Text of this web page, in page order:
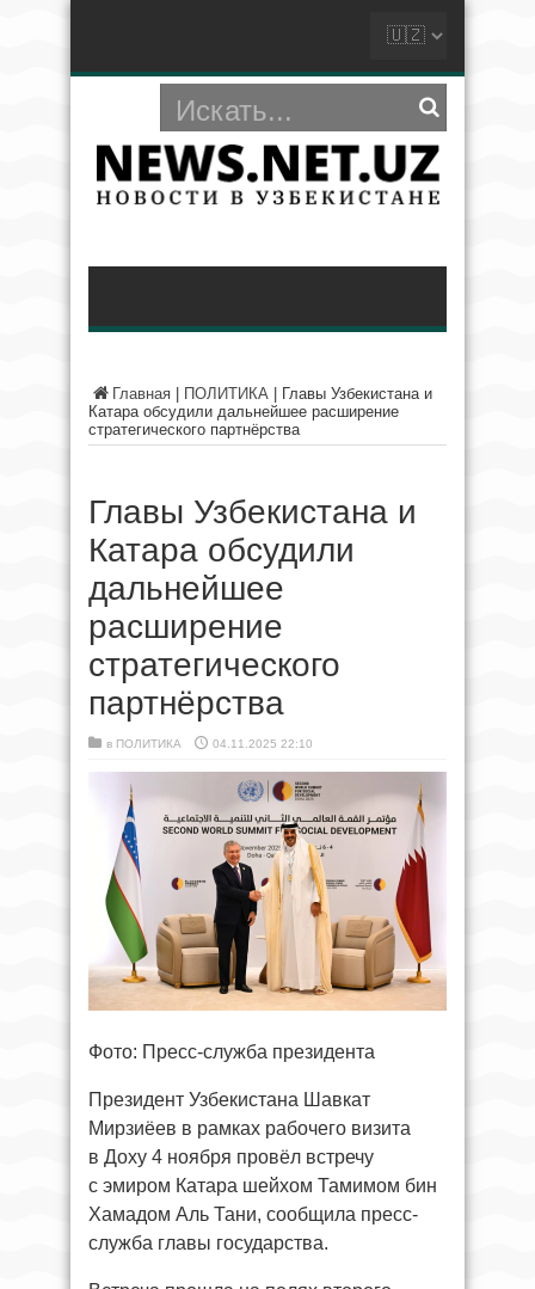
Главная ПОЛИТИКА
Главы Узбекистана и
Катара обсудили дальнейшее расширение
стратегического партнёрства
Главы Узбекистана и
Катара обсудили
дальнейшее
расширение
стратегического
партнёрства
в ПОЛИТИКА 04.11.2025 22:10
Фото: Пресс-служба президента
Президент Узбекистана Шавкат
Мирзиёев в рамках рабочего визита
в Доху 4 ноября провёл встречу
с эмиром Катара шейхом Тамимом бин
Хамадом Аль Тани, сообщила пресс-
служба главы государства.